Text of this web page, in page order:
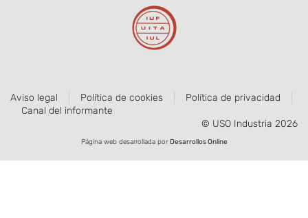
Aviso legal Política de cookies
Política de privacidad
Canal del informante
© USO Industria 2026
Página web desarrollada porDesarrollos Online